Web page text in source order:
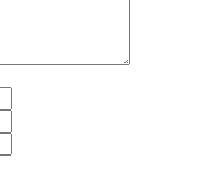
Mail-
Adresse